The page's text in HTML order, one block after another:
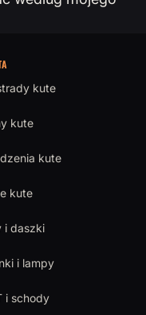
kute
kute
kute
kute
i daszki
i lampy
i schody